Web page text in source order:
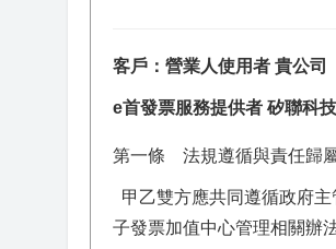
客戶：營業人使用者 貴公司
e首發票服務提供者 矽聯科
第一條 法規遵循與責任歸
甲乙雙方應共同遵循政府
子發票加值中心管理相關辦